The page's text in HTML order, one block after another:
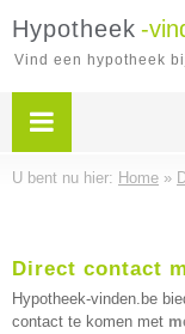
Hypotheek -
Vind een hypotheek
U bent nu hier: Home »
Direct contact
Hypotheek-vinden.be
contact te komen met